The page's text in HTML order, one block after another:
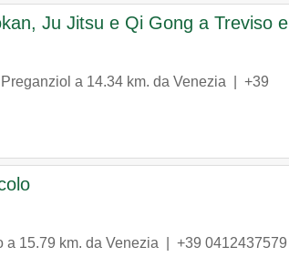
Ju Jitsu e Qi Gong a Treviso e
Preganziol a 14.34 km. da Venezia | +39
a 15.79 km. da Venezia | +39 0412437579